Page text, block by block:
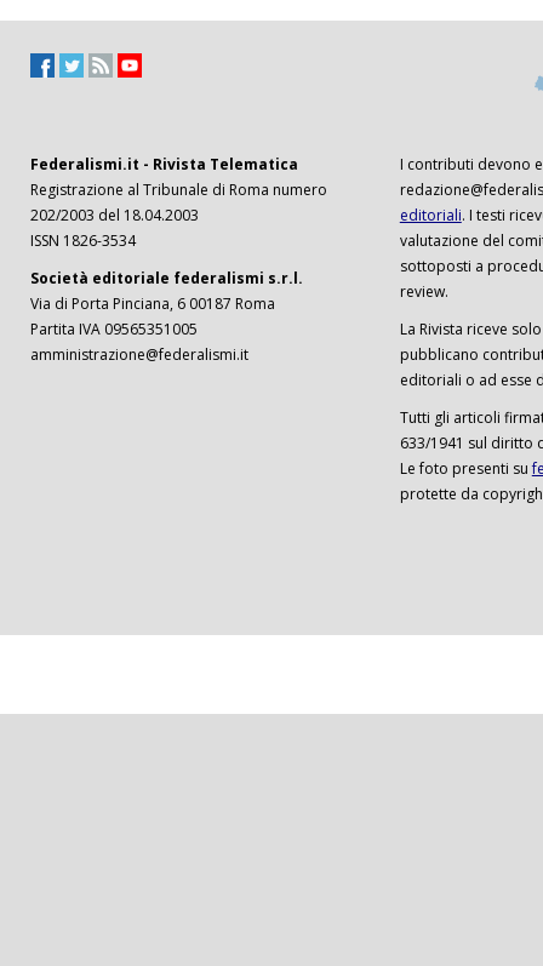
Federalismi.it - Rivista Telematica
Registrazione al Tribunale di Roma numero
202/2003 del 18.04.2003
ISSN 1826-3534
Società editoriale federalismi s.r.l.
Via di Porta Pinciana, 6 00187 Roma
Partita IVA 09565351005
amministrazione@federalismi.it
I contributi devono
editoriali. I testi
valutazione del
sottoposti a
review.
La Rivista riceve
pubblicano
editoriali o ad esse
Tutti gli articoli
633/1941 sul diritto
Le foto presenti su
protette da